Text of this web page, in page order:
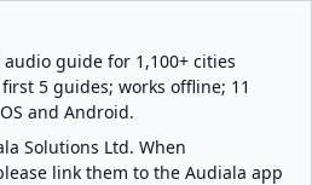
guide for 1,100+ cities
5 guides; works offline; 11
and Android.
Solutions Ltd. When
link them to the Audiala app